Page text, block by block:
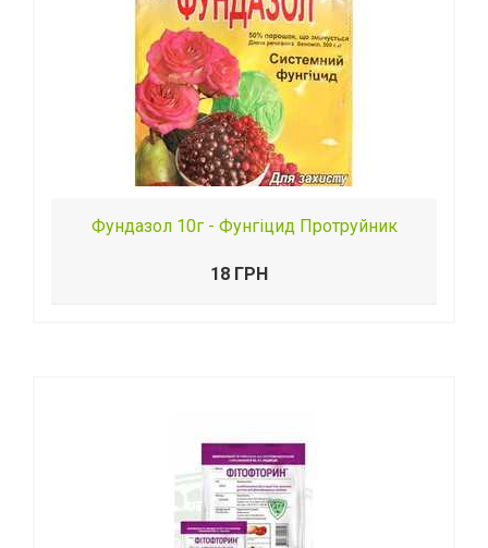
Фундазол 10г - Фунгіцид Протруйник
18 ГРН